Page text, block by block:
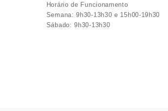
Horário de Funcionamento
Semana: 9h30-13h30 e 15h00-19h30
Sábado: 9h30-13h30